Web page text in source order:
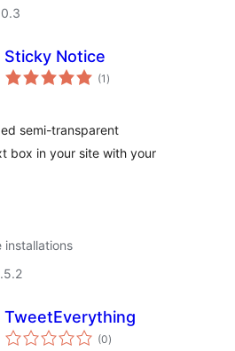
Sticky Notice
(1 arvosanat
yhteensä
)
semi-transparent
box in your site with your
installations
TweetEverything
(0arvosanat
yhteensä
)